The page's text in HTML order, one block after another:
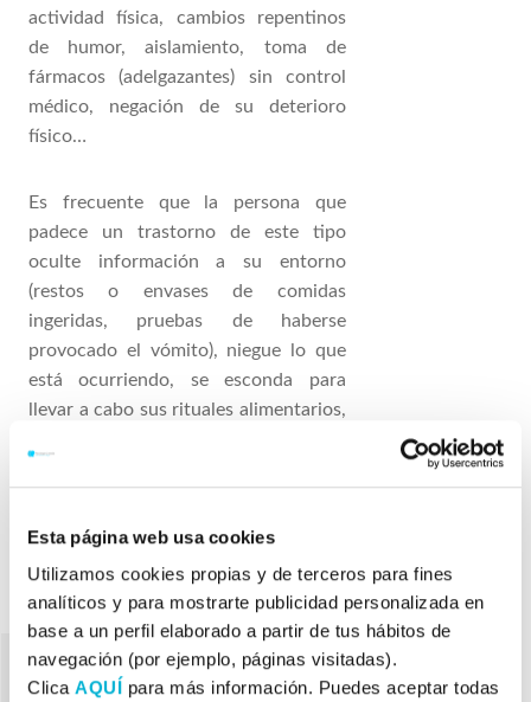
Esta página web usa cookies
Utilizamos cookies propias y de terceros para fines
analíticos y para mostrarte publicidad personalizada en
base a un perfil elaborado a partir de tus hábitos de
navegación (por ejemplo, páginas visitadas).
Clica AQUÍ para más información. Puedes aceptar todas
actividad física, cambios repentinos
de humor, aislamiento, toma de
fármacos (adelgazantes) sin control
médico, negación de su deterioro
físico…
Es frecuente que la persona que
padece un trastorno de este tipo
oculte información a su entorno
(restos o envases de comidas
ingeridas, pruebas de haberse
provocado el vómito), niegue lo que
está ocurriendo, se esconda para
llevar a cabo sus rituales alimentarios,